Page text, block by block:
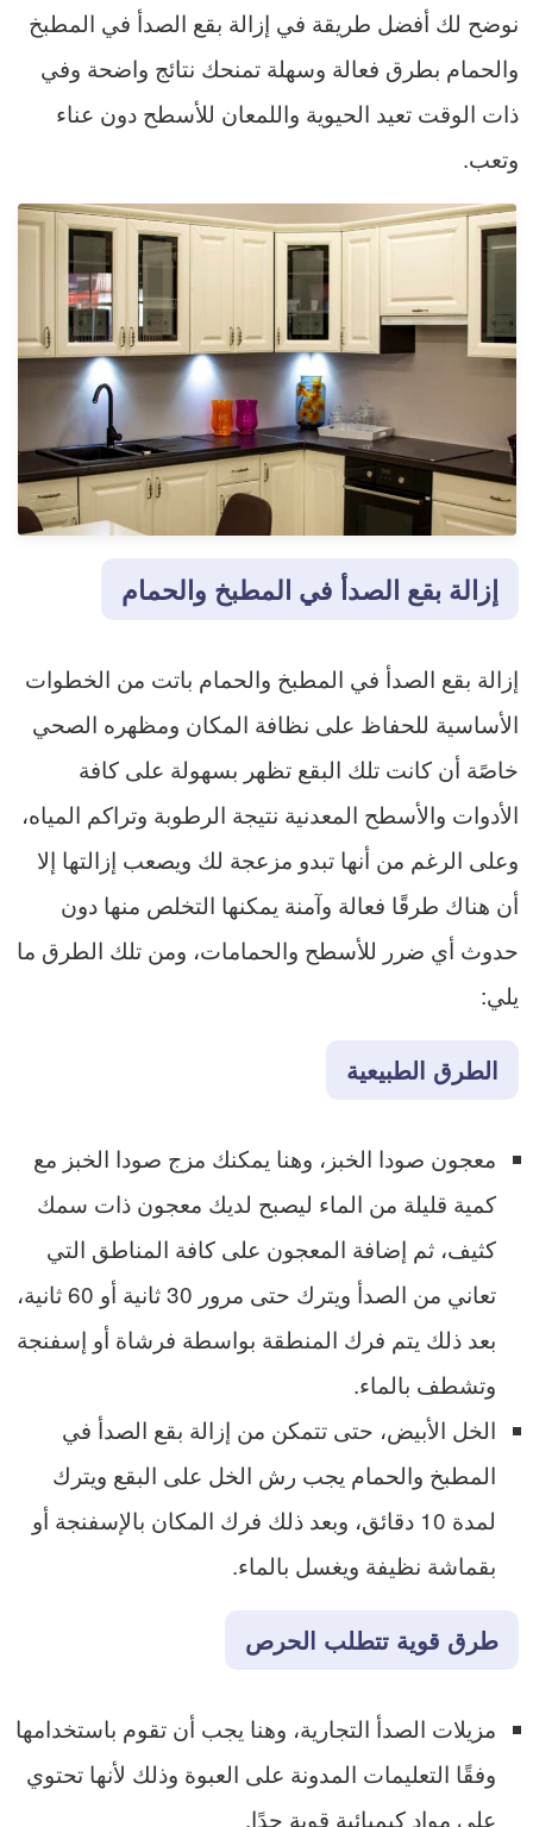
نوضح لك أفضل طريقة في إزالة بقع الصدأ في المطبخ
والحمام بطرق فعالة وسهلة تمنحك نتائج واضحة وفي
ذات الوقت تعيد الحيوية واللمعان للأسطح دون عناء
وتعب.
إزالة بقع الصدأ في المطبخ والحمام
إزالة بقع الصدأ في المطبخ والحمام باتت من الخطوات
الأساسية للحفاظ على نظافة المكان ومظهره الصحي
خاصًة أن كانت تلك البقع تظهر بسهولة على كافة
الأدوات والأسطح المعدنية نتيجة الرطوبة وتراكم المياه،
وعلى الرغم من أنها تبدو مزعجة لك ويصعب إزالتها إلا
أن هناك طرقًا فعالة وآمنة يمكنها التخلص منها دون
حدوث أي ضرر للأسطح والحمامات، ومن تلك الطرق ما
يلي:
الطرق الطبيعية
معجون صودا الخبز، وهنا يمكنك مزج صودا الخبز مع
كمية قليلة من الماء ليصبح لديك معجون ذات سمك
كثيف، ثم إضافة المعجون على كافة المناطق التي
تعاني من الصدأ ويترك حتى مرور 30 ثانية أو 60 ثانية،
بعد ذلك يتم فرك المنطقة بواسطة فرشاة أو إسفنجة
وتشطف بالماء.
الخل الأبيض، حتى تتمكن من إزالة بقع الصدأ في
المطبخ والحمام يجب رش الخل على البقع ويترك
لمدة 10 دقائق، وبعد ذلك فرك المكان بالإسفنجة أو
بقماشة نظيفة ويغسل بالماء.
طرق قوية تتطلب الحرص
مزيلات الصدأ التجارية، وهنا يجب أن تقوم باستخدامها
وفقًا التعليمات المدونة على العبوة وذلك لأنها تحتوي
على مواد كيميائية قوية جدًا.